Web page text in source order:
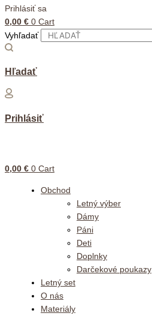
Prihlásiť sa
0,00 € 0 Cart
Vyhľadať
Hľadať
Prihlásiť
0,00 € 0 Cart
Obchod
Letný výber
Dámy
Páni
Deti
Doplnky
Darčekové poukazy
Letný set
O nás
Materiály